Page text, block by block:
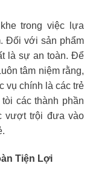
trong việc lựa
Đối với sản phẩm
là sự an toàn. Để
tâm niệm rằng,
vụ chính là các trẻ
các thành phần
vượt trội đưa vào
Tiện Lợi